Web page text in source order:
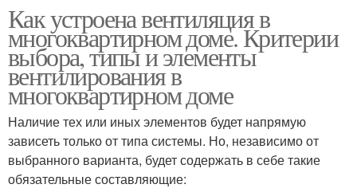
Как устроена вентиляция в
многоквартирном доме. Критерии
выбора, типы и элементы
вентилирования в
многоквартирном доме
Наличие тех или иных элементов будет напрямую
зависеть только от типа системы. Но, независимо от
выбранного варианта, будет содержать в себе такие
обязательные составляющие: